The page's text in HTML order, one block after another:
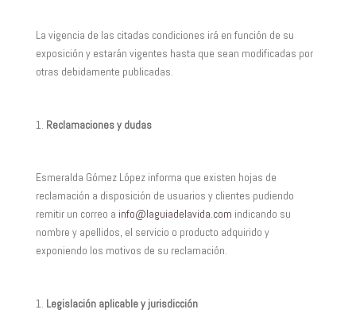
La vigencia de las citadas condiciones irá en función de su
exposición y estarán vigentes hasta que sean modificadas por
otras debidamente publicadas.
Reclamaciones y dudas
Esmeralda Gómez López informa que existen hojas de
reclamación a disposición de usuarios y clientes pudiendo
remitir un correo a info@laguiadelavida.com indicando su
nombre y apellidos, el servicio o producto adquirido y
exponiendo los motivos de su reclamación.
Legislación aplicable y jurisdicción